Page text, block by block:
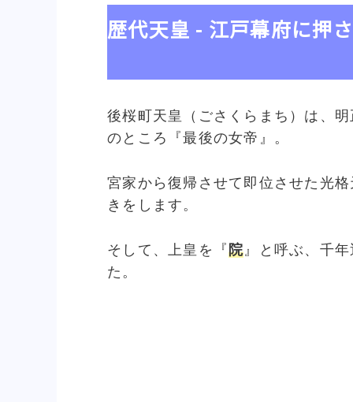
歴代天皇 - 江戸幕府に押
後桜町天皇（ごさくらまち）は、
のところ『最後の女帝』。
宮家から復帰させて即位させた光
きをします。
そして、上皇を『院 』と呼ぶ、千
た。